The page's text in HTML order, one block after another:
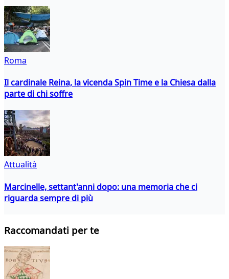
Roma
Il cardinale Reina, la vicenda Spin Time e la Chiesa dalla
parte di chi soffre
Attualità
Marcinelle, settant'anni dopo: una memoria che ci
riguarda sempre di più
Raccomandati per te